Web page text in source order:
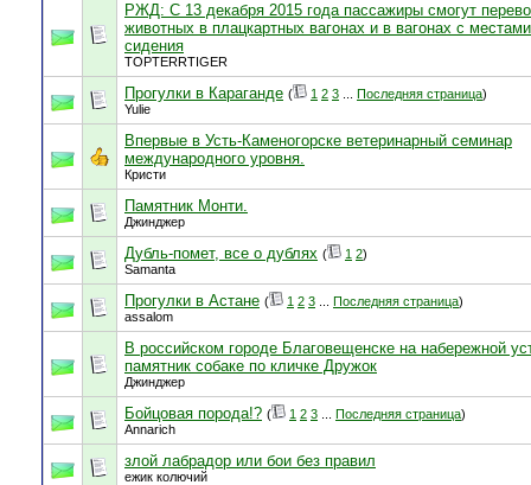
РЖД: C 13 декабря 2015 года пассажиры смогут
животных в плацкартных вагонах и в вагонах с
сидения
TOPTERRTIGER
Прогулки в Караганде ( 1 2 3 Последняя страница)
Yulie
Впервые в Усть-Каменогорске ветеринарный семинар
международного уровня.
Кристи
Памятник Монти.
Джинджер
Дубль-помет, все о дублях ( 1 2)
Samanta
Прогулки в Астане ( 1 2 3 Последняя страница)
assalom
В российском городе Благовещенске на набережной
памятник собаке по кличке Дружок
Джинджер
Бойцовая порода!? ( 1 2 3 Последняя страница)
Annarich
злой лабрадор или бои без правил
ежик колючий